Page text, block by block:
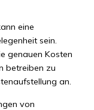
eine
sein.
genauen Kosten
betreiben zu
an.
von